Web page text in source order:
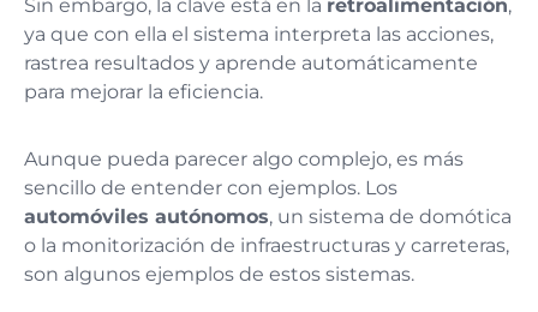
Sin embargo, la clave está en la retroalimentación,
ya que con ella el sistema interpreta las acciones,
rastrea resultados y aprende automáticamente
para mejorar la eficiencia.
Aunque pueda parecer algo complejo, es más
sencillo de entender con ejemplos. Los
automóviles autónomos, un sistema de domótica
o la monitorización de infraestructuras y carreteras,
son algunos ejemplos de estos sistemas.